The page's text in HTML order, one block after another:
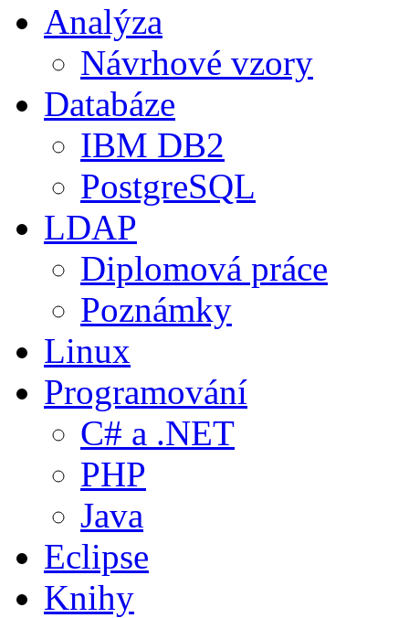
Analýza
Návrhové vzory
Databáze
IBM DB2
PostgreSQL
LDAP
Diplomová práce
Poznámky
Linux
Programování
C# a .NET
PHP
Java
Eclipse
Knihy